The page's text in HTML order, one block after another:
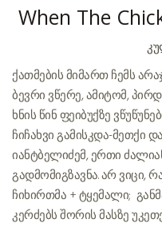
When The
ქათმების მიმართ ჩემს
ბევრი ვწერე, ამიტომ,
ხნის წინ ფეიბუქზე
ჩიჩახვი გამისკდა-მეთქი
იანტბელიძემ, ერთი
გადმომიგზავნა. არ ვიცი,
ჩიხირთმა + ტყემალი;
კერძებს შორის მასზე